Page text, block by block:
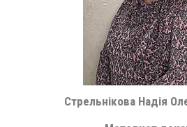
Стрельнікова Надія